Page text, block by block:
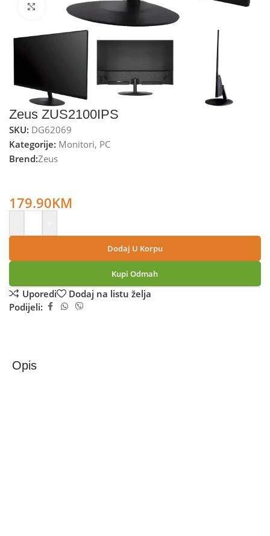
Kliknite za uvećanje
Zeus ZUS2100IPS
SKU: DG62069
Kategorije: Monitori, PC
Brend:Zeus
179.90KM
Dodaj U Korpu
Kupi Odmah
Uporedi
Dodaj na listu želja
Podijeli:
Opis